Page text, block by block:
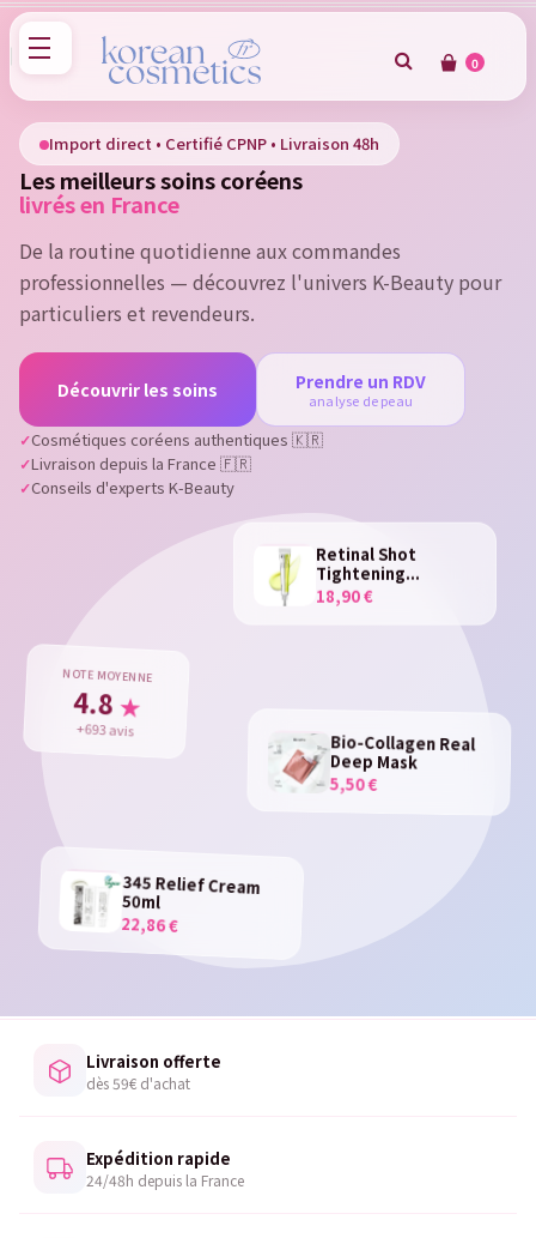
0
Import direct • Certifié CPNP • Livraison 48h
Les meilleurs soins coréens
livrés en France
De la routine quotidienne aux commandes
professionnelles — découvrez l'univers K-Beauty pour
particuliers et revendeurs.
Découvrir les soins Prendre un RDV
analyse de peau
Cosmétiques coréens authentiques 🇰🇷
Livraison depuis la France 🇫🇷
Conseils d'experts K-Beauty
Retinal Shot
Tightening...
18,90 €
345 Relief Cream
50ml
22,86 €
Bio-Collagen Real
Deep Mask
5,50 €
NOTE MOYENNE
4.8 ★
+693 avis
Livraison offerte
dès 59€ d'achat
Expédition rapide
24/48h depuis la France
Sign in
You need to be logged in to save products in your wish
list.
Cancel